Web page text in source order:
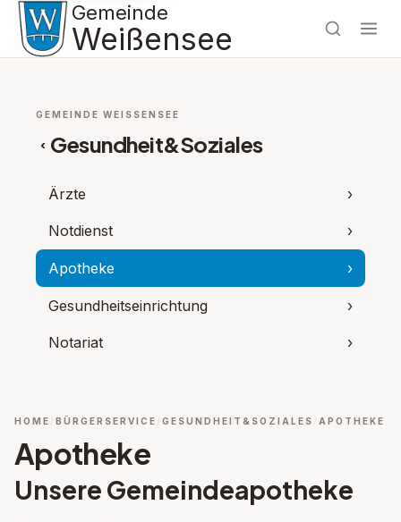
Gemeinde
Weißensee
GEMEINDE WEISSENSEE
‹ Gesundheit&Soziales
Ärzte ›
Notdienst ›
Apotheke ›
Gesundheitseinrichtung ›
Notariat ›
HOME BÜRGERSERVICE GESUNDHEIT&SOZIALES APOTHEKE
Apotheke
Unsere Gemeindeapotheke